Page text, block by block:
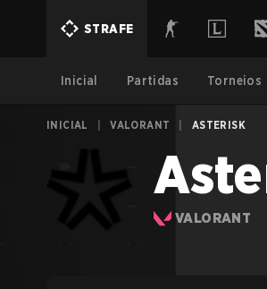
STRAFE
Inicial Partidas Torneios
INICIAL VALORANT ASTERISK
VALORANT